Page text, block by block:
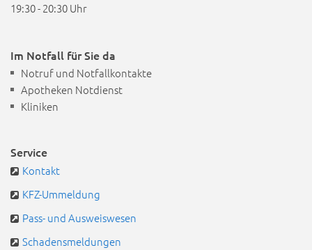
19:30 - 20:30 Uhr
Im Notfall für Sie da
Notruf und Notfallkontakte
Apotheken Notdienst
Kliniken
Service
Kontakt
KFZ-Ummeldung
Pass- und Ausweiswesen
Schadensmeldungen